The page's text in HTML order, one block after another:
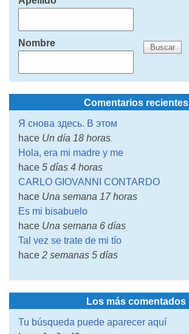
Nombre
Comentarios recientes
Я снова здесь. В этом
hace Un día 18 horas
Hola, era mi madre y me
hace 5 días 4 horas
CARLO GIOVANNI CONTARDO
hace Una semana 17 horas
Es mi bisabuelo
hace Una semana 6 días
Tal vez se trate de mi tío
hace 2 semanas 5 días
Los más comentados
Tu búsqueda puede aparecer aquí